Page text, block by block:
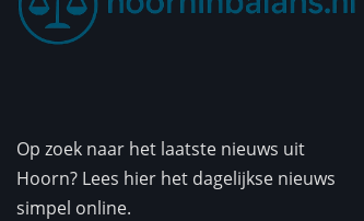
Op zoek naar het laatste nieuws uit
Hoorn? Lees hier het dagelijkse nieuws
simpel online.